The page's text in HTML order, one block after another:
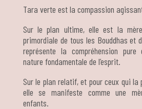
Tara verte est la compassion
Sur le plan ultime, elle est la
primordiale de tous les Bouddhas et
représente la compréhension
nature fondamentale de l’esprit.
Sur le plan relatif, et pour ceux qui
elle se manifeste comme une
enfants.